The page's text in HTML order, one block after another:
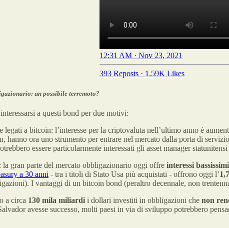
12:31 AM · Nov 23, 2021
393 Reposts · 1.59K Likes
un possibile terremoto?
a questi bond per due motivi:
legati a bitcoin: l’interesse per la criptovaluta nell’ultimo anno è
hanno ora uno strumento per entrare nel mercato dalla porta di
essere particolarmente interessati gli asset manager
la gran parte del mercato obbligazionario oggi offre interessi bassissimi
a 30 anni - tra i titoli di Stato Usa più acquistati - offrono oggi l’
I vantaggi di un bitcoin bond (peraltro decennale, non
a circa 130 mila miliardi i dollari investiti in obbligazioni che non
avesse successo, molti paesi in via di sviluppo potrebbero